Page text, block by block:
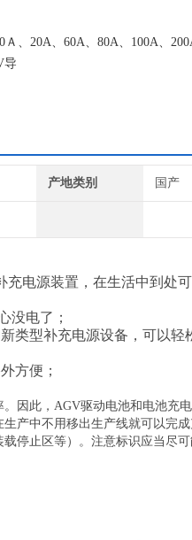
、20A、60A、80A、100A、
导
产地类别 国产
电源装置，在生活中到处
没电了；
型补充电源设备，可以轻
方便；
因此，AGV驱动电池和电池充
产中不用移出生产线就可以完
停止区等）。注意标识应当尽可